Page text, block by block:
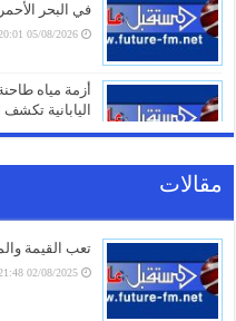
في البحر
05/08/2026 20:01
أزمة مياه
اليابانية
05/08/2026 18:26
مقالات
تعب القيمة
02/08/2025 21:48